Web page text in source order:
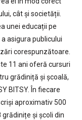
cât și societății.
unei educații pe
asigura publicului
corespunzătoare.
11 ani oferă cursuri
grădiniță și școală,
BITSY. În fiecare
aproximativ 500
și școli din